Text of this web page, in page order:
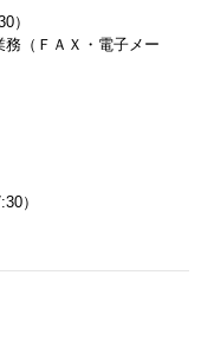
）
（ＦＡＸ・電子メー
）